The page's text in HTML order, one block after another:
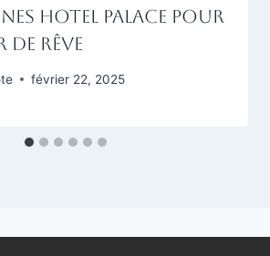
Hotel Palace pour
de rêve
février 22, 2025